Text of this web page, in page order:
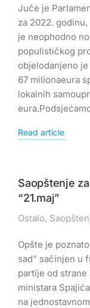
Juče je
za 2022.
je neophodno
populističkog
objelodanjeno
67 milionaeura
lokalnih
Read article
Saopštenje
“21.maj”
Ostalo,
Opšte je
sad” sačinjen u
partije od
ministara
na